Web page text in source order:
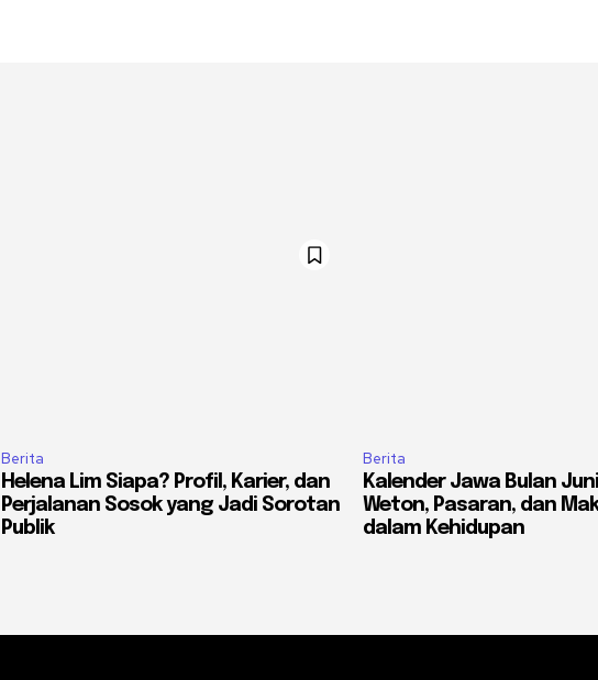
Berita
Helena Lim Siapa? Profil, Karier, dan
Perjalanan Sosok yang Jadi Sorotan
Publik
Berita
Kalender Jawa Bulan
Weton, Pasaran, dan
dalam Kehidupan